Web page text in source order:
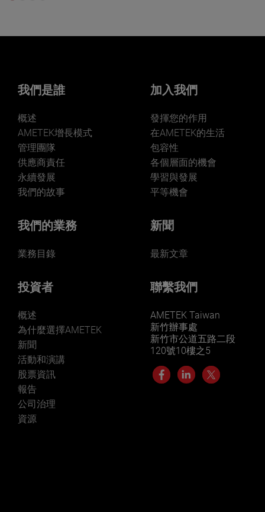
我們是誰
概述
AMETEK增長模式
管理團隊
供應商責任
永續發展
我們的故事
我們的業務
業務目錄
投資者
概述
為什麼選擇AMETEK
新聞
活動和演講
股票資訊
報告
公司治理
資源
加入我們
發揮您的作用
在AMETEK的生活
包容性
各個層面的機會
學習與發展
平等機會
新聞
最新文章
聯繫我們
AMETEK Taiwan
新竹辦事處
新竹市公道五路二段
120號10樓之5